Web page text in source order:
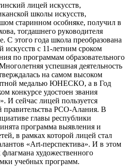
лицей искусств,
школы искусств,
старинном особняке, получил в
тогдашнего руководителя
С этого года школа преобразована
искусств с 11-летним сроком
по программам образовательного
успешная деятельность
на самом высоком
медалью ЮНЕСКО, а в Год
конкурсе удостоен звания
И сейчас лицей пользуется
правительства РСО-Алания. В
главы республики
программа выявления и
в рамках которой лицей стал
«Art-перспектива». И в этом
флагмана художественного
учебных программ.